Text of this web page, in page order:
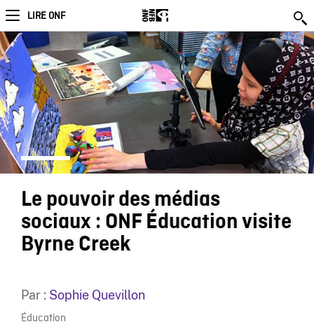
LIRE ONF
Le pouvoir des médias
sociaux : ONF Éducation visite
Byrne Creek
Par : Sophie Quevillon
Éducation